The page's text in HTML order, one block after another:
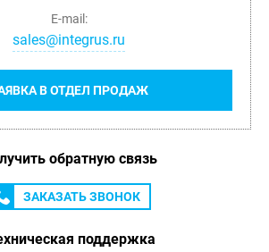
В ОТДЕЛ ПРОДАЖ
E-mail:
sales@integrus.ru
обратную связь
ЗАКАЗАТЬ ЗВОНОК
поддержка